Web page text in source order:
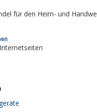
für den Heim- und